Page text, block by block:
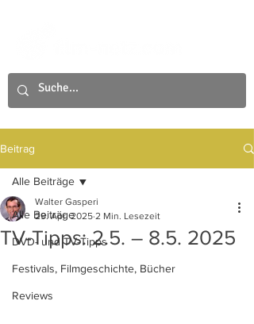
Beitrag
Alle Beiträge
DVD- und TV-Tipps
Festivals, Filmgeschichte, Bücher
Reviews
Alle Beiträge
TV-Tipps: 2.5. – 8.5. 2025
Walter Gasperi
29. Apr. 2025 2 Min. Lesezeit